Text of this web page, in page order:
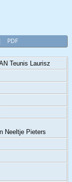
PDF
Teunis Laurisz
Neeltje Pieters